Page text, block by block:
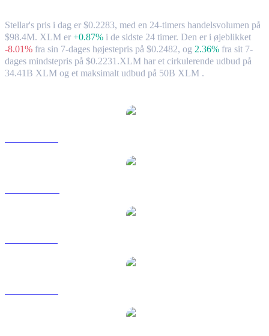
Stellar's pris i dag er $0.2283, med en 24-timers handelsvolumen på
$98.4M. XLM er +0.87% i de sidste 24 timer. Den er i øjeblikket
-8.01% fra sin 7-dages højestepris på $0.2482, og 2.36% fra sit 7-
dages mindstepris på $0.2231.XLM har et cirkulerende udbud på
34.41B XLM og et maksimalt udbud på 50B XLM .